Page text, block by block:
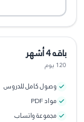
باقه 4 أشهر
120 يوم
وصول كامل للدروس
مواد PDF
مجموعة واتساب